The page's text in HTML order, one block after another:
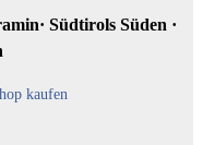
Südtirols Süden ·
kaufen